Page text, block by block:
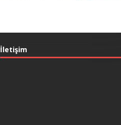
İletişim